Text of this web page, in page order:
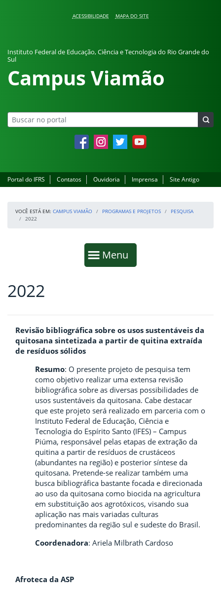
ACESSIBILIDADE MAPA DO SITE
Instituto Federal de Educação, Ciência e Tecnologia do Rio Grande do
Sul
Campus Viamão
FacebookInstagramTwitter YouTube
Portal do IFRS Contatos Ouvidoria Imprensa Site Antigo
VOCÊ ESTÁ EM: CAMPUS VIAMÃO PROGRAMAS E PROJETOS
PESQUISA
2022
Mostrar
Menu
Fim da navegação
Início do conteúdo
2022
Revisão bibliográfica sobre os usos sustentáveis da
quitosana sintetizada a partir de quitina extraída
de resíduos sólidos
Resumo: O presente projeto de pesquisa tem
como objetivo realizar uma extensa revisão
bibliográfica sobre as diversas possibilidades de
usos sustentáveis da quitosana. Cabe destacar
que este projeto será realizado em parceria com o
Instituto Federal de Educação, Ciência e
Tecnologia do Espírito Santo (IFES) – Campus
Piúma, responsável pelas etapas de extração da
quitina a partir de resíduos de crustáceos
(abundantes na região) e posterior síntese da
quitosana. Pretende-se realizar também uma
busca bibliográfica bastante focada e direcionada
ao uso da quitosana como biocida na agricultura
em substituição aos agrotóxicos, visando sua
aplicação nas mais variadas culturas
predominantes da região sul e sudeste do Brasil.
Coordenadora: Ariela Milbrath Cardoso
Afroteca da ASP